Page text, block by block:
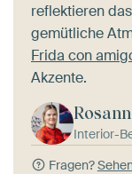
reflektieren
gemütliche
Frida con
Akzente.
Interior-
Fragen?